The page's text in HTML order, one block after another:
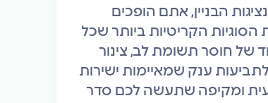
הבניין, אתם הופכים
הקריטיות ביותר שכל
של חוסר תשומת לב, צינור
ענק שמאיימות ישירות
ומקיפה שתעשה לכם סדר